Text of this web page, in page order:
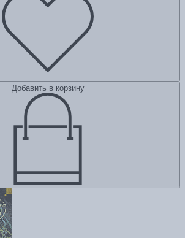
Добавить в корзину